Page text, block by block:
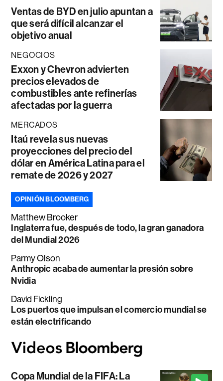
Ventas de BYD en julio apuntan a
que será difícil alcanzar el
objetivo anual
NEGOCIOS
Exxon y Chevron advierten
precios elevados de
combustibles ante refinerías
afectadas por la guerra
MERCADOS
Itaú revela sus nuevas
proyecciones del precio del
dólar en América Latina para el
remate de 2026 y 2027
OPINIÓN BLOOMBERG
Matthew Brooker
Inglaterra fue, después de todo, la gran ganadora
del Mundial 2026
Parmy Olson
Anthropic acaba de aumentar la presión sobre
Nvidia
David Fickling
Los puertos que impulsan el comercio mundial se
están electrificando
Copa Mundial de la FIFA: La